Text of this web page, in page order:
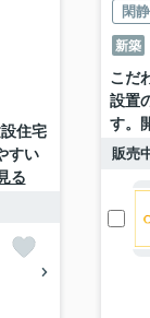
住宅
すい
る
閑
新築
こだ
設置
す。
販売